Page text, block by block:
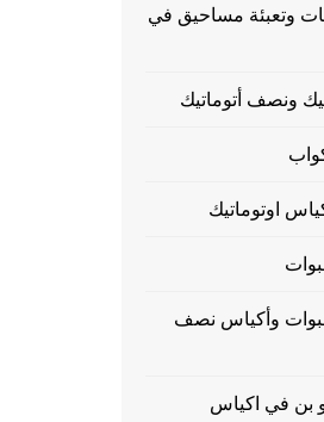
وتعبئة مساحيق في
ونصف أتوماتيك
اوتوماتيك
وأكياس نصف
و بن في اكياس